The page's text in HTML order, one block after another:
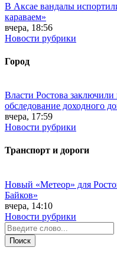
В Аксае вандалы
караваем»
вчера, 18:56
Новости рубрики
Город
Власти Ростова заключили
обследование доходного
вчера, 17:59
Новости рубрики
Транспорт и дороги
Новый «Метеор» для
Байков»
вчера, 14:10
Новости рубрики